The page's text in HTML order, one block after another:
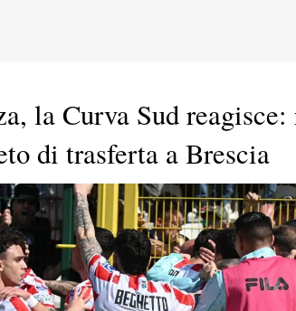
la Curva Sud
di trasferta a Brescia